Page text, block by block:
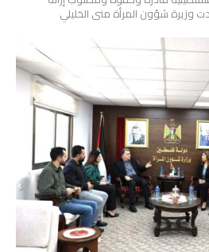
وزيرة شؤون المرأة منى الخليلي